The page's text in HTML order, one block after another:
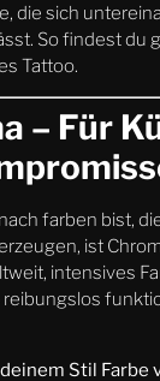
die sich
So findest du
Tattoo.
– Für
farben bist,
ist
intensives
Stil Farbe